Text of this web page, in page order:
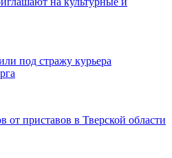
под стражу курьера
от приставов в Тверской области